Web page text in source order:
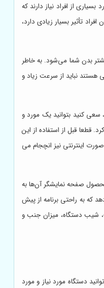
از افراد نیاز دارند که
تأثیر بسیار زیادی دارد،
بدن شما می‌شود. به خاطر
هستند نباید از سرعت زیاد و
سعی کنید بتوانید یک مورد و
قطعا قبل از استفاده از این
اینترنتی نیز انچجام می
صفحه نمایشگر آن‌ها به
که به راحتی برنامه از پیش
شیب دستگاه، میزان جنب و
دستگاه مورد نیاز و مورد